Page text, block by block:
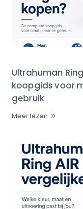
Ultrahuman
koopgids voor
gebruik
Meer lezen